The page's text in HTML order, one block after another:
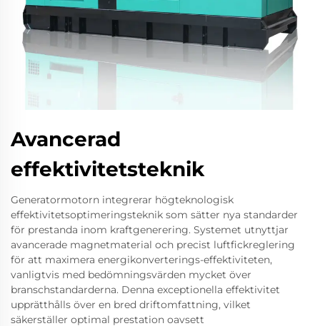
Avancerad
effektivitetsteknik
Generatormotorn integrerar högteknologisk
effektivitetsoptimeringsteknik som sätter nya standarder
för prestanda inom kraftgenerering. Systemet utnyttjar
avancerade magnetmaterial och precist luftfickreglering
för att maximera energikonverterings-effektiviteten,
vanligtvis med bedömningsvärden mycket över
branschstandarderna. Denna exceptionella effektivitet
upprätthålls över en bred driftomfattning, vilket
säkerställer optimal prestation oavsett